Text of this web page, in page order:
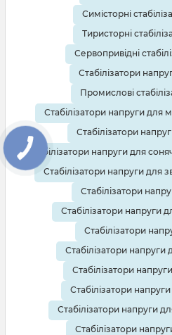
Симісторні
Тиристорні
Сервопривідні
Стабілізатори
Промислові
Стабілізатори напруги для
Стабілізатори
Стабілізатори напруги для
Стабілізатори напруги для
Стабілізатори
Стабілізатори напруги
Стабілізатори
Стабілізатори
Стабілізатори
Стабілізатори
Стабілізатори напруги
Стабілізатори